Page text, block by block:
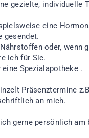
gezielte, individuelle
eine
gesendet.
oder, wenn
ich für Sie.
Spezialapotheke .
Präsenztermine
an mich.
gerne persönlich